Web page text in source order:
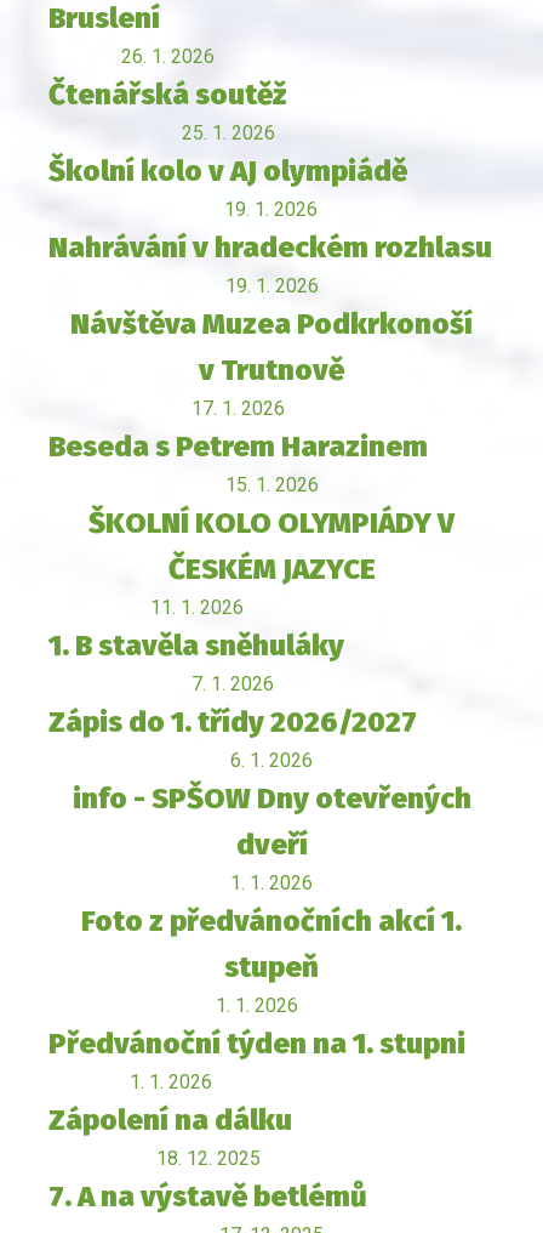
Bruslení
26. 1. 2026
Čtenářská soutěž
25. 1. 2026
Školní kolo v AJ olympiádě
19. 1. 2026
Nahrávání v hradeckém rozhlasu
19. 1. 2026
Návštěva Muzea Podkrkonoší
v Trutnově
17. 1. 2026
Beseda s Petrem Harazinem
15. 1. 2026
ŠKOLNÍ KOLO OLYMPIÁDY V
ČESKÉM JAZYCE
11. 1. 2026
1. B stavěla sněhuláky
7. 1. 2026
Zápis do 1. třídy 2026/2027
6. 1. 2026
info - SPŠOW Dny otevřených
dveří
1. 1. 2026
Foto z předvánočních akcí 1.
stupeň
1. 1. 2026
Předvánoční týden na 1. stupni
1. 1. 2026
Zápolení na dálku
18. 12. 2025
7. A na výstavě betlémů